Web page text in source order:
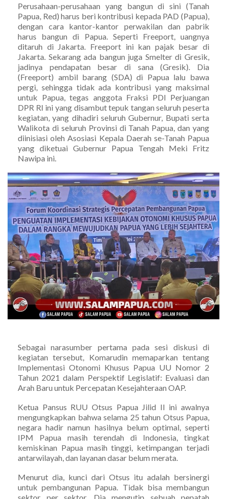
Perusahaan-perusahaan yang bangun di sini (Tanah
Papua, Red) harus beri kontribusi kepada PAD (Papua),
dengan cara kantor-kantor perwakilan dan pabrik
harus bangun di Papua. Seperti Freeport, uangnya
ditaruh di Jakarta. Freeport ini kan pajak besar di
Jakarta. Sekarang ada bangun juga Smelter di Gresik,
jadinya pendapatan besar di sana (Gresik). Dia
(Freeport) ambil barang (SDA) di Papua lalu bawa
pergi, sehingga tidak ada kontribusi yang maksimal
untuk Papua, tegas anggota Fraksi PDI Perjuangan
DPR RI ini yang disambut tepuk tangan seluruh peserta
kegiatan, yang dihadiri seluruh Gubernur, Bupati serta
Walikota di seluruh Provinsi di Tanah Papua, dan yang
diinisiasi oleh Asosiasi Kepala Daerah se-Tanah Papua
yang diketuai Gubernur Papua Tengah Meki Fritz
Nawipa ini.
Sebagai narasumber pertama pada sesi diskusi di
kegiatan tersebut, Komarudin memaparkan tentang
Implementasi Otonomi Khusus Papua UU Nomor 2
Tahun 2021 dalam Perspektif Legislatif: Evaluasi dan
Arah Baru untuk Percepatan Kesejahteraan OAP.
Ketua Pansus RUU Otsus Papua Jilid II ini awalnya
mengungkapkan bahwa selama 25 tahun Otsus Papua,
negara hadir namun hasilnya belum optimal, seperti
IPM Papua masih terendah di Indonesia, tingkat
kemiskinan Papua masih tinggi, ketimpangan terjadi
antarwilayah, dan layanan dasar belum merata.
Menurut dia, kunci dari Otsus itu adalah bersinergi
untuk pembangunan Papua. Tidak bisa membangun
sektor per sektor. Dia mengutip sebuah pepatah